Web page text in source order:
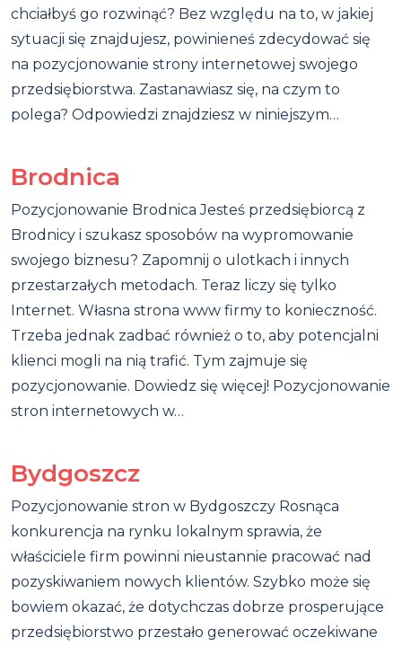
chciałbyś go rozwinąć? Bez względu na to, w jakiej
sytuacji się znajdujesz, powinieneś zdecydować się
na pozycjonowanie strony internetowej swojego
przedsiębiorstwa. Zastanawiasz się, na czym to
polega? Odpowiedzi znajdziesz w niniejszym…
Brodnica
Pozycjonowanie Brodnica Jesteś przedsiębiorcą z
Brodnicy i szukasz sposobów na wypromowanie
swojego biznesu? Zapomnij o ulotkach i innych
przestarzałych metodach. Teraz liczy się tylko
Internet. Własna strona www firmy to konieczność.
Trzeba jednak zadbać również o to, aby potencjalni
klienci mogli na nią trafić. Tym zajmuje się
pozycjonowanie. Dowiedz się więcej! Pozycjonowanie
stron internetowych w…
Bydgoszcz
Pozycjonowanie stron w Bydgoszczy Rosnąca
konkurencja na rynku lokalnym sprawia, że
właściciele firm powinni nieustannie pracować nad
pozyskiwaniem nowych klientów. Szybko może się
bowiem okazać, że dotychczas dobrze prosperujące
przedsiębiorstwo przestało generować oczekiwane